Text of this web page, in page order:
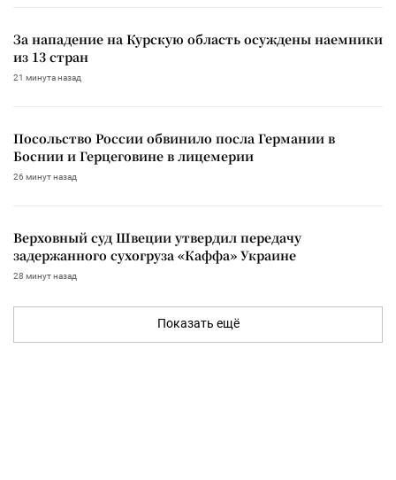
За нападение на Курскую область осуждены наемники
из 13 стран
21 минута назад
Посольство России обвинило посла Германии в
Боснии и Герцеговине в лицемерии
26 минут назад
Верховный суд Швеции утвердил передачу
задержанного сухогруза «Каффа» Украине
28 минут назад
Показать ещё